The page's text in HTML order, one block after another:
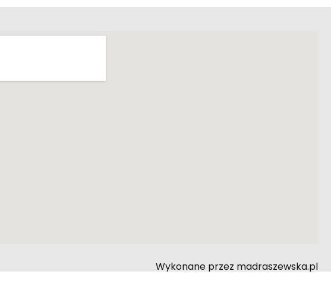
Wykonane przez madraszewska.pl